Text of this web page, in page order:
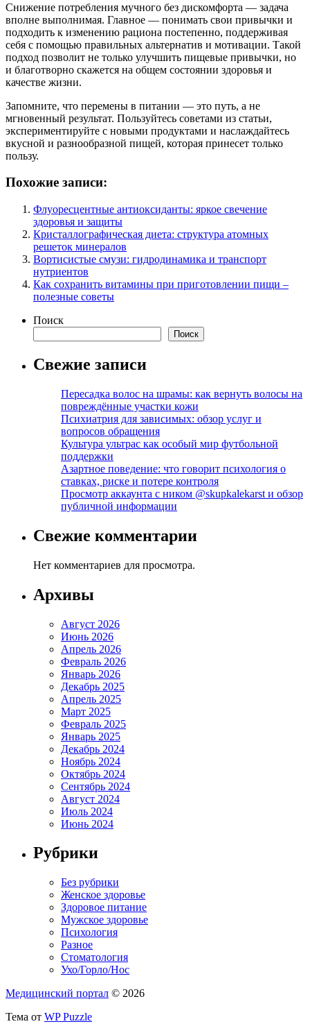
Снижение потребления мучного без дискомфорта — задача
вполне выполнимая. Главное — понимать свои привычки и
подходить к изменению рациона постепенно, поддерживая
себя с помощью правильных альтернатив и мотивации. Такой
подход позволит не только улучшить пищевые привычки, но
и благотворно скажется на общем состоянии здоровья и
качестве жизни.
Запомните, что перемены в питании — это путь, а не
мгновенный результат. Пользуйтесь советами из статьи,
экспериментируйте с новыми продуктами и наслаждайтесь
вкусной и разнообразной пищей, которая принесет только
пользу.
Похожие записи:
Флуоресцентные антиоксиданты: яркое свечение
здоровья и защиты
Кристаллографическая диета: структура атомных
решеток минералов
Вортисистые смузи: гидродинамика и транспорт
нутриентов
Как сохранить витамины при приготовлении пищи –
полезные советы
Поиск
Поиск
Свежие записи
Пересадка волос на шрамы: как вернуть волосы на
повреждённые участки кожи
Психиатрия для зависимых: обзор услуг и
вопросов обращения
Культура ультрас как особый мир футбольной
поддержки
Азартное поведение: что говорит психология о
ставках, риске и потере контроля
Просмотр аккаунта с ником @skupkalekarst и обзор
публичной информации
Свежие комментарии
Нет комментариев для просмотра.
Архивы
Август 2026
Июнь 2026
Апрель 2026
Февраль 2026
Январь 2026
Декабрь 2025
Апрель 2025
Март 2025
Февраль 2025
Январь 2025
Декабрь 2024
Ноябрь 2024
Октябрь 2024
Сентябрь 2024
Август 2024
Июль 2024
Июнь 2024
Рубрики
Без рубрики
Женское здоровье
Здоровое питание
Мужское здоровье
Психология
Разное
Стоматология
Ухо/Горло/Нос
Медицинский портал © 2026
Тема от WP Puzzle